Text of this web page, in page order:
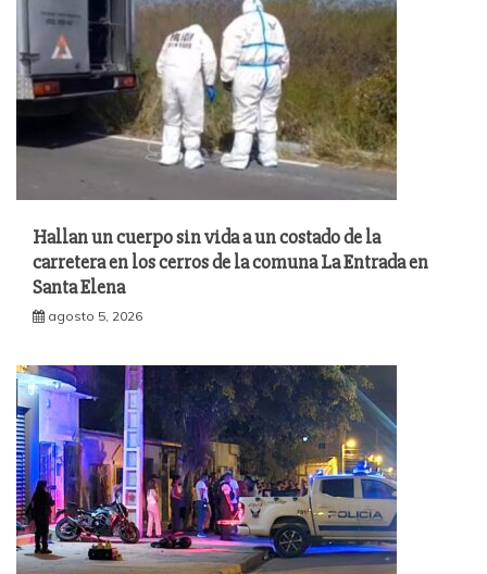
Hallan un cuerpo sin vida a un costado de la
carretera en los cerros de la comuna La Entrada en
Santa Elena
agosto 5, 2026